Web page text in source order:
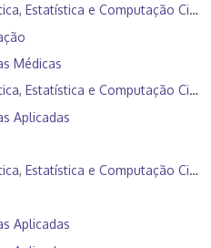
Estatística e Computação Científica
Médicas
Estatística e Computação Científica
Aplicadas
Estatística e Computação Científica
Aplicadas